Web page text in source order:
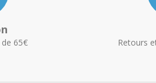
65€ Retours